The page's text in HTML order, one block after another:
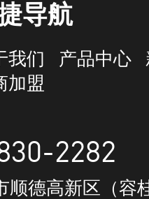
导航
我们 产品中心
加盟
2282
顺德高新区（容